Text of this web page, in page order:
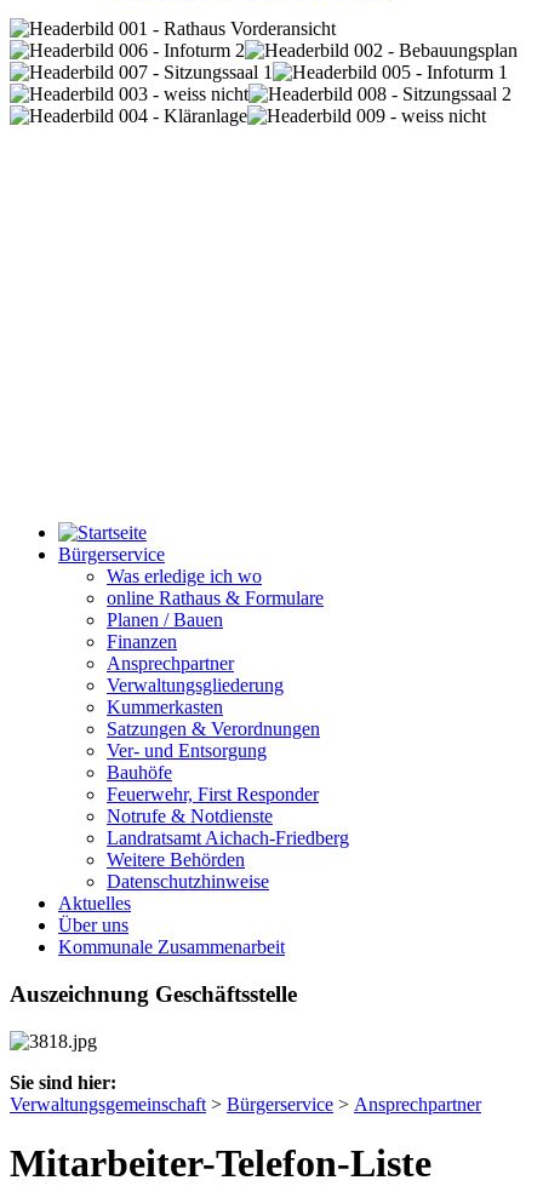
Bürgerservice
Was erledige ich wo
online Rathaus & Formulare
Planen / Bauen
Finanzen
Ansprechpartner
Verwaltungsgliederung
Kummerkasten
Satzungen & Verordnungen
Ver- und Entsorgung
Bauhöfe
Feuerwehr, First Responder
Notrufe & Notdienste
Landratsamt Aichach-Friedberg
Weitere Behörden
Datenschutzhinweise
Aktuelles
Über uns
Kommunale Zusammenarbeit
Auszeichnung Geschäftsstelle
Sie sind hier:
Verwaltungsgemeinschaft > Bürgerservice > Ansprechpartner
Mitarbeiter-Telefon-Liste